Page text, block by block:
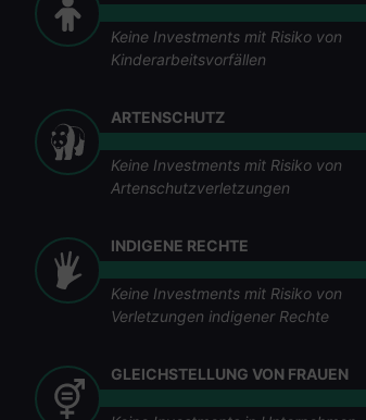
Keine Investments mit Risiko von
Kinderarbeitsvorfällen
ARTENSCHUTZ
Keine Investments mit Risiko von
Artenschutzverletzungen
INDIGENE RECHTE
Keine Investments mit Risiko von
Verletzungen indigener Rechte
GLEICHSTELLUNG VON FRAUEN